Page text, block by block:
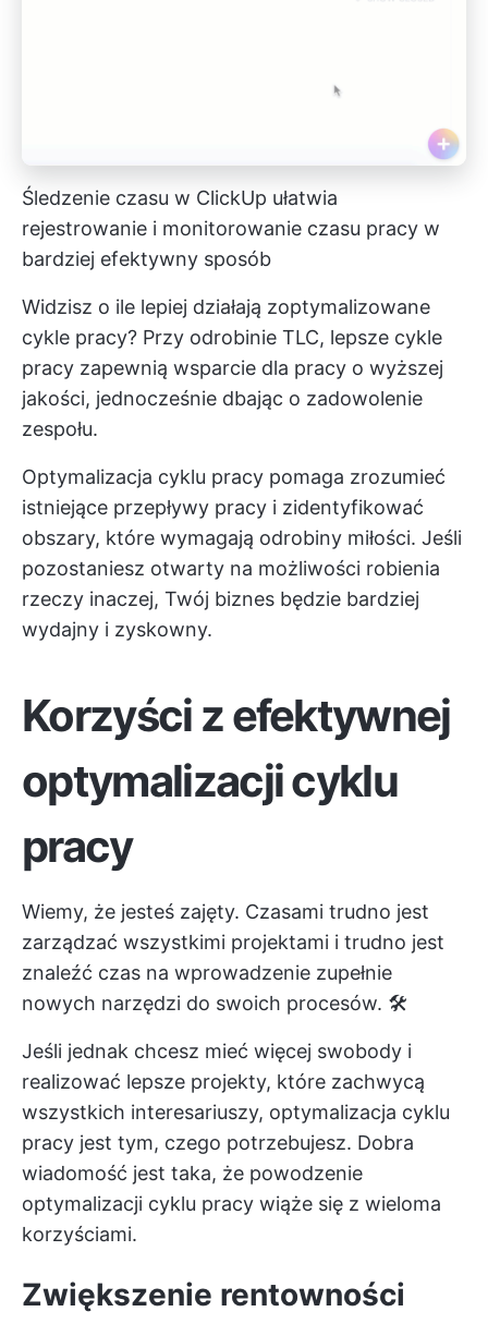
Śledzenie czasu w ClickUp ułatwia
rejestrowanie i monitorowanie czasu pracy w
bardziej efektywny sposób
Widzisz o ile lepiej działają zoptymalizowane
cykle pracy? Przy odrobinie TLC, lepsze cykle
pracy zapewnią wsparcie dla pracy o wyższej
jakości, jednocześnie dbając o zadowolenie
zespołu.
Optymalizacja cyklu pracy pomaga zrozumieć
istniejące przepływy pracy i zidentyfikować
obszary, które wymagają odrobiny miłości. Jeśli
pozostaniesz otwarty na możliwości robienia
rzeczy inaczej, Twój biznes będzie bardziej
wydajny i zyskowny.
Korzyści z efektywnej
optymalizacji cyklu
pracy
Wiemy, że jesteś zajęty. Czasami trudno jest
zarządzać wszystkimi projektami i trudno jest
znaleźć czas na wprowadzenie zupełnie
nowych narzędzi do swoich procesów. 🛠️
Jeśli jednak chcesz mieć więcej swobody i
realizować lepsze projekty, które zachwycą
wszystkich interesariuszy, optymalizacja cyklu
pracy jest tym, czego potrzebujesz. Dobra
wiadomość jest taka, że powodzenie
optymalizacji cyklu pracy wiąże się z wieloma
korzyściami.
Zwiększenie rentowności